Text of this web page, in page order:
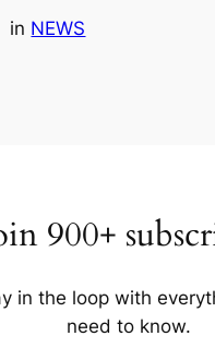
in NEWS
900+
in the loop with
need to know.